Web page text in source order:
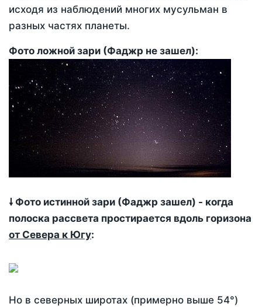
исходя из наблюдений многих мусульман в
разных частях планеты.
Фото ложной зари (Фаджр не зашел):
🠗 Фото истинной зари (Фаджр зашел) - когда
полоска рассвета простирается вдоль горизона
от Севера к Югу:
Но в северных широтах (примерно выше 54°)